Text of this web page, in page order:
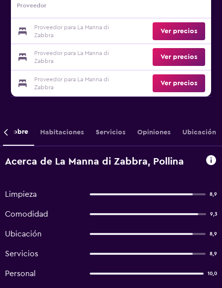
Proveedor
Proveedor para La Manna di
Zabbra
Ver precios
Proveedor para La Manna di
Zabbra
Ver precios
Proveedor para La Manna di
Zabbra
Ver precios
Sobre Habitaciones Servicios Opiniones Ubicación
Acerca de La Manna di Zabbra, Pollina
Limpieza 8,9
Comodidad 9,3
Ubicación 8,9
Servicios 8,9
Personal 10,0